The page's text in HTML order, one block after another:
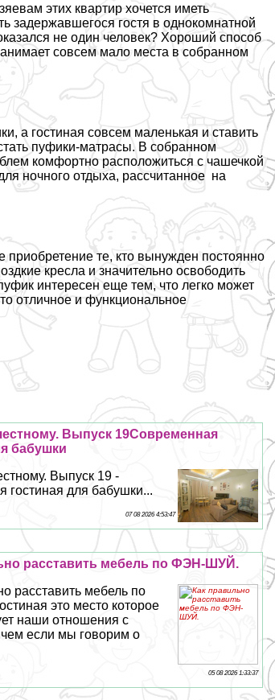
этих квартир хочется иметь
задержавшегося гостя в однокомнатной
не один человек? Хороший способ
совсем мало места в собранном
а гостиная совсем маленькая и ставить
пуфики-матрасы. В собранном
комфортно расположиться с чашечкой
ночного отдыха, рассчитанное на
те, кто вынужден постоянно
кресла и значительно освободить
интересен еще тем, что легко может
отличное и функциональное
Выпуск 19Современная
бабушки
Выпуск 19 -
гостиная для бабушки...
07 08 2026 4:53:47
расставить мебель по ФЭН-ШУЙ.
расставить мебель по
это место которое
наши отношения с
если мы говорим о
05 08 2026 1:33:37